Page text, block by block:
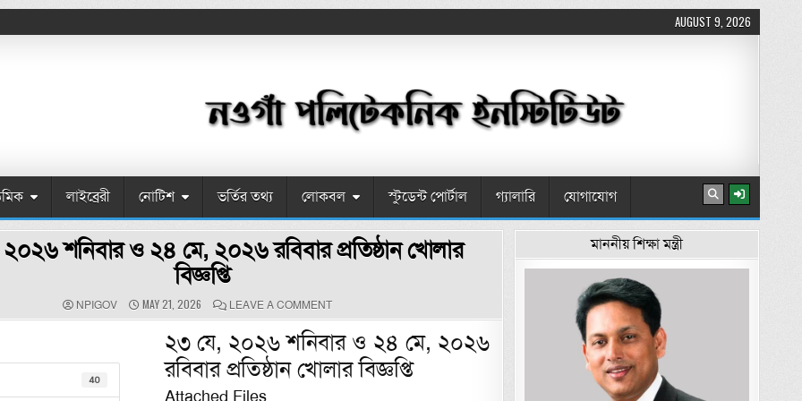
AUGUST 9, 2026
লাইব্রেরী নোটিশ ভর্তির তথ্য লোকবল স্টুডেন্ট পোর্টাল গ্যালারি যোগাযোগ
শনিবার ও ২৪ মে, ২০২৬ রবিবার প্রতিষ্ঠান খোলার
বিজ্ঞপ্তি
AUTHOR:
NPIGOV PUBLISHED DATE:
MAY 21, 2026 LEAVE A COMMENTON ২৩ যে, ২০২৬ শনিবার ও ২৪ মে, ২০২৬ রবিবার প্রতিষ্ঠান খোলার বিজ্ঞপ্তি
40
২৩ যে, ২০২৬ শনিবার ও ২৪ মে, ২০২৬
রবিবার প্রতিষ্ঠান খোলার বিজ্ঞপ্তি
Attached Files
মাননীয় শিক্ষা মন্ত্রী